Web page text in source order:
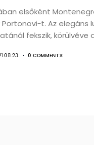
elsőként
t. Az elegáns
fekszik, körülvéve
0 COMMENTS